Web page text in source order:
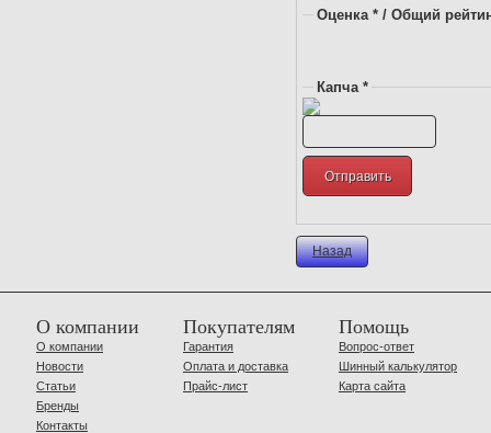
Оценка * / Общий
Капча *
Назад
О компании
О компании
Новости
Статьи
Бренды
Контакты
Покупателям
Гарантия
Оплата и доставка
Прайс-лист
Помощь
Вопрос-ответ
Шинный калькулятор
Карта сайта